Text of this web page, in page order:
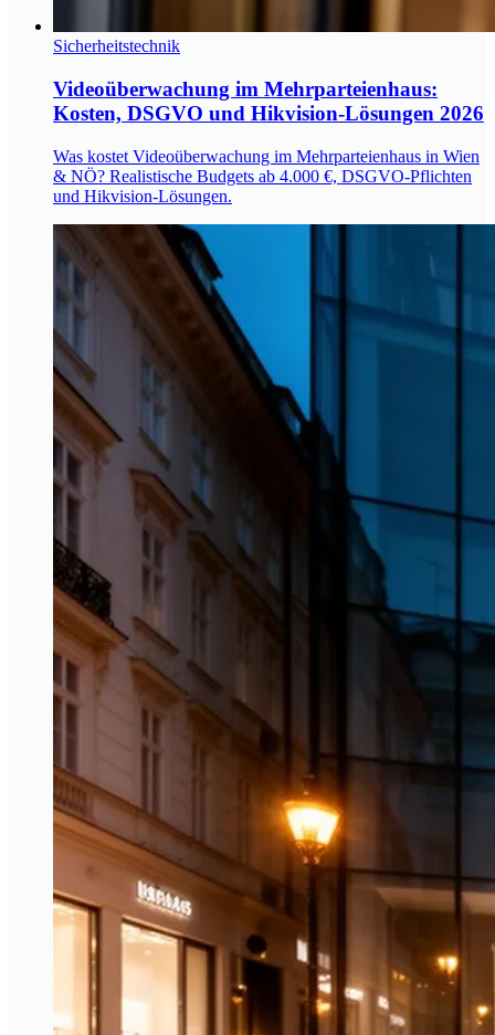
Sicherheitstechnik
Videoüberwachung im Mehrparteienhaus:
Kosten, DSGVO und Hikvision-Lösungen 2026
Was kostet Videoüberwachung im Mehrparteienhaus in Wien
& NÖ? Realistische Budgets ab 4.000 €, DSGVO-Pflichten
und Hikvision-Lösungen.